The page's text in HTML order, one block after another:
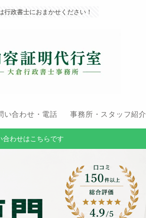
行政書士におまかせください！
い合わせ・電話 事務所・スタッフ紹介
合わせはこちらです